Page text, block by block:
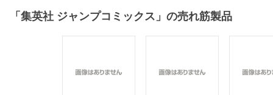
「 集英社 ジャンプコミックス 」の売れ筋製品